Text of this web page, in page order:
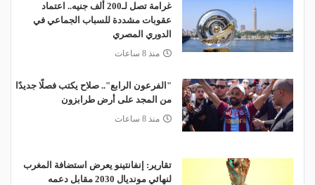
غرامة تصل لـ200 ألف جنيه.. اعتماد
عقوبات مشددة للسباب الجماعي في
الدوري المصري
منذ 8 ساعات
"الفرعون الرابع".. صلاح يكتب فصلًا جديدًا
من المجد على أرض طرابزون
منذ 8 ساعات
تقارير: إنفانتينو يعرض استضافة المغرب
لنهائي مونديال 2030 مقابل دعمه